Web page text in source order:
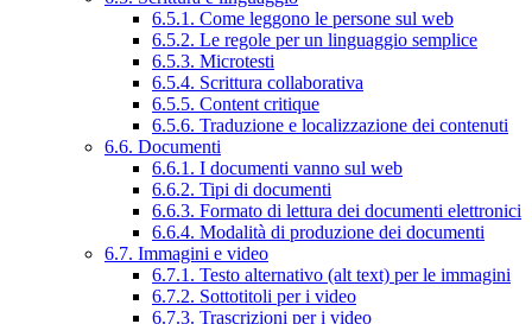
6.5.1. Come leggono le persone sul web
6.5.2. Le regole per un linguaggio semplice
6.5.3. Microtesti
6.5.4. Scrittura collaborativa
6.5.5. Content critique
6.5.6. Traduzione e localizzazione dei contenuti
6.6. Documenti
6.6.1. I documenti vanno sul web
6.6.2. Tipi di documenti
6.6.3. Formato di lettura dei documenti elettronici
6.6.4. Modalità di produzione dei documenti
6.7. Immagini e video
6.7.1. Testo alternativo (alt text) per le immagini
6.7.2. Sottotitoli per i video
6.7.3. Trascrizioni per i video